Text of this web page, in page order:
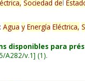
Sociedad del
Agua y Energía Eléctrica,
disponibles para
A282/v.1 (1).